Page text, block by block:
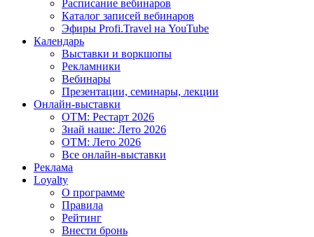
Расписание вебинаров
Каталог записей вебинаров
Эфиры Profi.Travel на YouTube
Календарь
Выставки и воркшопы
Рекламники
Вебинары
Презентации, семинары, лекции
Онлайн-выставки
OTM: Рестарт 2026
Знай наше: Лето 2026
OTM: Лето 2026
Все онлайн-выставки
Реклама
Loyalty
О программе
Правила
Рейтинг
Внести бронь